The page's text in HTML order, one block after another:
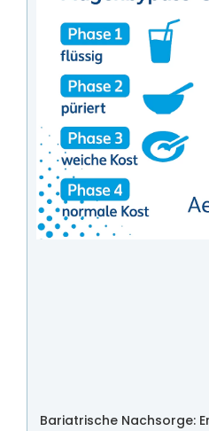
Bariatrische Nachsorge: